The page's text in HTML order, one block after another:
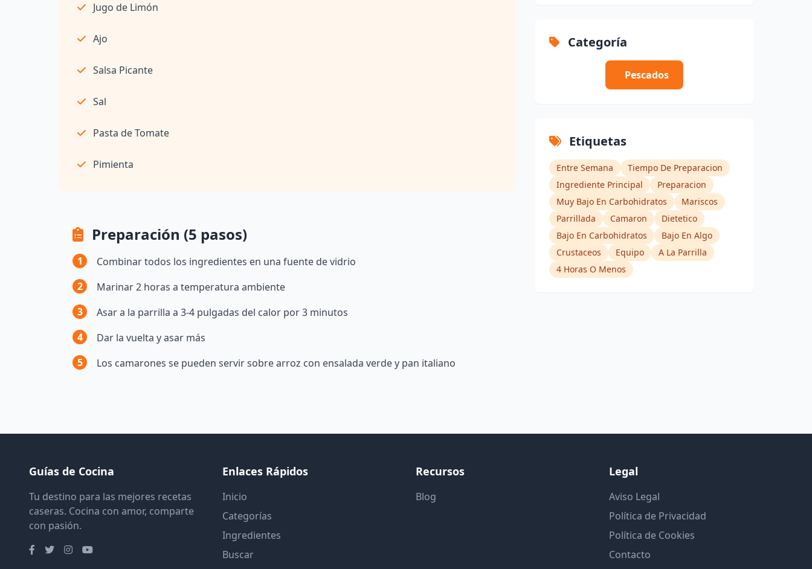
Jugo de Limón
Ajo
Salsa Picante
Sal
Pasta de Tomate
Pimienta
Preparación (5 pasos)
1
Combinar todos los ingredientes en una fuente de vidrio
2
Marinar 2 horas a temperatura ambiente
3
Asar a la parrilla a 3-4 pulgadas del calor por 3 minutos
4
Dar la vuelta y asar más
5
Los camarones se pueden servir sobre arroz con ensalada verde y pan italiano
Categoría
Pescados
Etiquetas
Entre Semana
Tiempo De Preparacion
Ingrediente Principal
Preparacion
Muy Bajo En Carbohidratos
Mariscos
Parrillada
Camaron
Dietetico
Bajo En Carbohidratos
Bajo En Algo
Crustaceos
Equipo
A La Parrilla
4 Horas O Menos
Guías de Cocina
Tu destino para las mejores recetas
caseras. Cocina con amor, comparte
con pasión.
Enlaces Rápidos
Inicio
Categorías
Ingredientes
Buscar
Recursos
Blog
Legal
Aviso Legal
Política de Privacidad
Política de Cookies
Contacto